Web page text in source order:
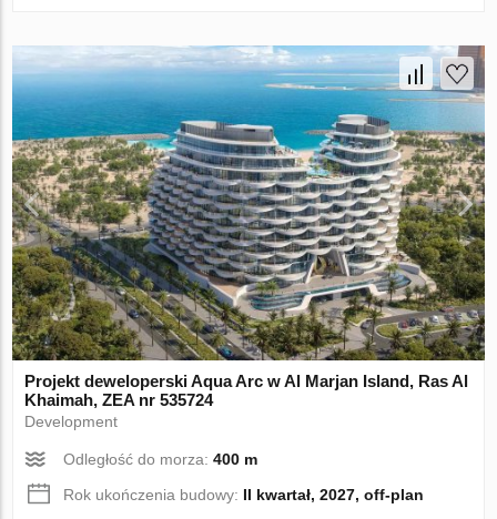
Projekt deweloperski Aqua Arc w Al Marjan Island, Ras Al
Khaimah, ZEA nr 535724
Development
Odległość do morza:400 m
Rok ukończenia budowy: II kwartał, 2027, off-plan